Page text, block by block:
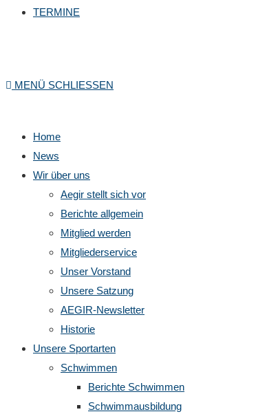
TERMINE
MENÜ SCHLIESSEN
Home
News
Wir über uns
Aegir stellt sich vor
Berichte allgemein
Mitglied werden
Mitgliederservice
Unser Vorstand
Unsere Satzung
AEGIR-Newsletter
Historie
Unsere Sportarten
Schwimmen
Berichte Schwimmen
Schwimmausbildung